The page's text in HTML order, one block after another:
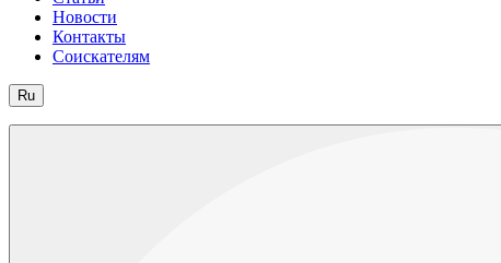
Новости
Контакты
Соискателям
Ru